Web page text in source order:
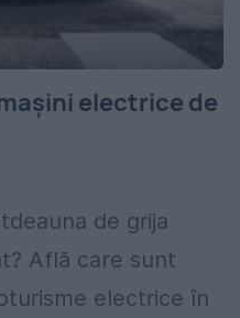
electrice de
de grija
Află care sunt
electrice în